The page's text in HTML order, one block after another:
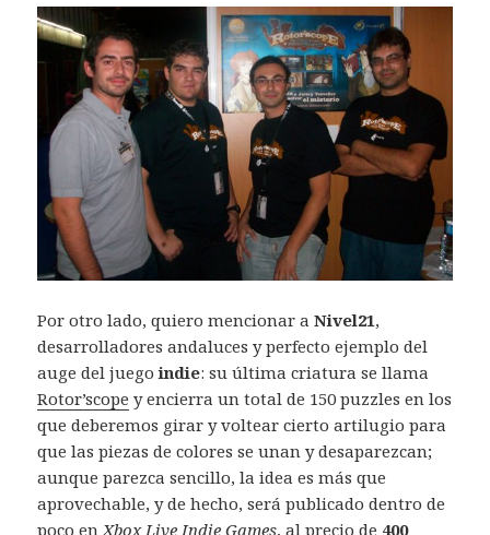
Por otro lado, quiero mencionar aNivel21,
desarrolladores andaluces y perfecto ejemplo del
auge del juegoindie: su última criatura se llama
Rotor’scope y encierra un total de 150 puzzles en los
que deberemos girar y voltear cierto artilugio para
que las piezas de colores se unan y desaparezcan;
aunque parezca sencillo, la idea es más que
aprovechable, y de hecho, será publicado dentro de
poco enXbox Live Indie Games, al precio de 400